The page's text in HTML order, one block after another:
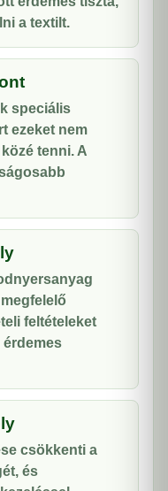
a textilt.
speciális
ezeket nem
tenni. A
feltételeket
csökkenti a
és